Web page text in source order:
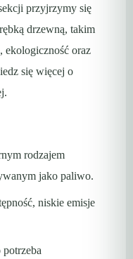
przyjrzymy się
drzewną, takim
ekologiczność oraz
się więcej o
rodzajem
jako paliwo.
niskie emisje